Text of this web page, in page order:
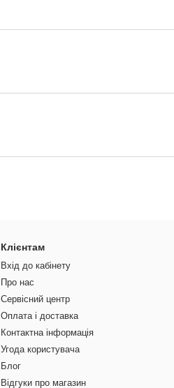
Клієнтам
Вхід до кабінету
Про нас
Сервісний центр
Оплата і доставка
Контактна інформація
Угода користувача
Блог
Відгуки про магазин